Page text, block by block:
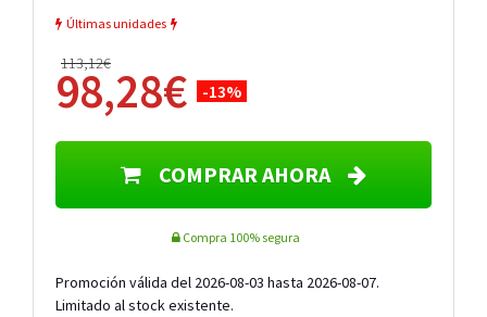
Últimas unidades
113,12€
98,28€ -13%
COMPRAR AHORA
Compra 100% segura
Promoción válida del 2026-08-03 hasta 2026-08-07.
Limitado al stock existente.